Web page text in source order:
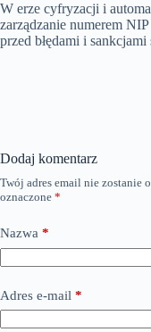
W erze cyfryzacji i
zarządzanie numerem
przed błędami i
Dodaj komentarz
Twój adres email nie zostanie
oznaczone *
Nazwa *
Adres e-mail *